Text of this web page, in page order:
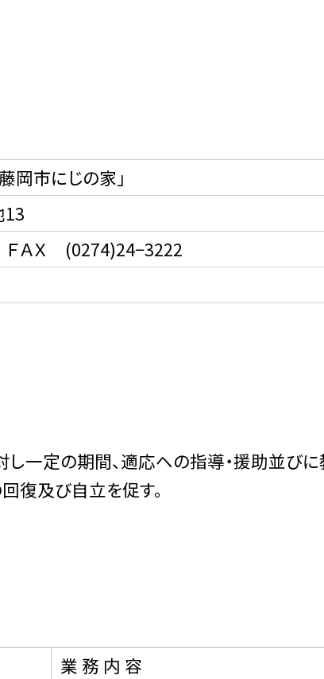
市にじの家」
Ｘ (0274)24−3222
一定の期間、適応への指導・援助並び
復及び自立を促す。
業 務 内 容